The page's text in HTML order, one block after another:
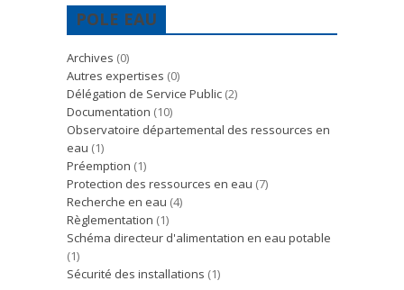
POLE EAU
Archives (0)
Autres expertises (0)
Délégation de Service Public (2)
Documentation (10)
Observatoire départemental des ressources en
eau (1)
Préemption (1)
Protection des ressources en eau (7)
Recherche en eau (4)
Règlementation (1)
Schéma directeur d'alimentation en eau potable
(1)
Sécurité des installations (1)